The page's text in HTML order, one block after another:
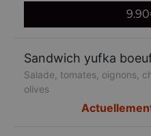
9.90
Sandwich yufka
Salade, tomates, oignons,
olives